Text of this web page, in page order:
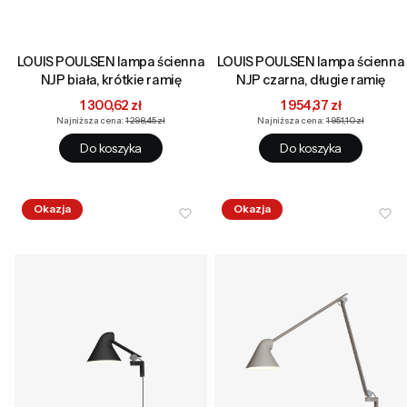
LOUIS POULSEN lampa ścienna
NJP biała, krótkie ramię
Cena promocyjna
1 300,62 zł
Najniższa cena: 1 298,45 zł
Do koszyka
LOUIS POULSEN lampa ścienna
NJP czarna, długie ramię
Cena promocyjna
1 954,37 zł
Najniższa cena: 1 951,10 zł
Do koszyka
Okazja Okazja